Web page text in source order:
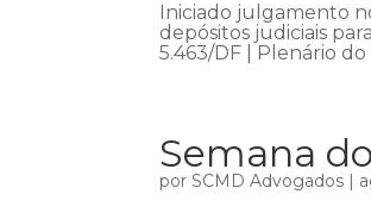
Iniciado julgamento
depósitos judiciais
5.463/DF | Plenário
Semana
porSCMD Advogados |